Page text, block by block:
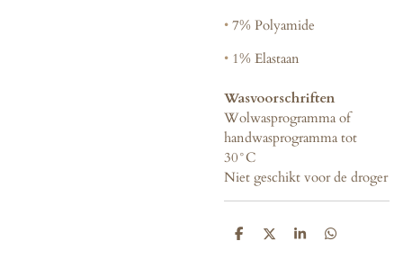
• 7% Polyamide
• 1% Elastaan
Wasvoorschriften
Wolwasprogramma of
handwasprogramma tot
30°C
Niet geschikt voor de droger
D
D
S
D